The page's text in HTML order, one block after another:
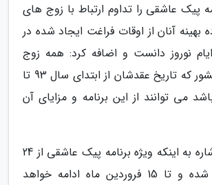
پیک عاشقی را تداوم ارتباط با زوج های
بهینه آنان از اوقات فراغت ایجاد شده در
نوروز دانست و اضافه کرد: همه زوج
های دانشجوی کشور که تاریخ عقدشان از ابتدای سال 93 تا
سال 98 باشد می توانند از این برنامه و مزایای آن
غلامی مقدم با اشاره به اینکه ویژه برنامه پیک عاشقی از 24
اسفندماه شروع شده و تا 15 فروردین ماه ادامه خواهد